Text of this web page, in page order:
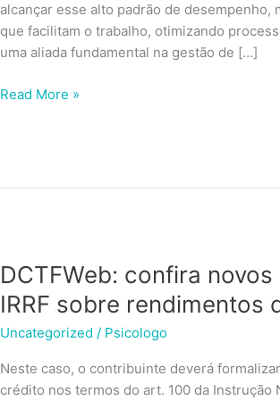
alcançar esse alto padrão de
que facilitam o trabalho, otimizando
uma aliada fundamental na gestão de […]
Equipamentos
Distribuição
Read More »
DCTFWeb: confira
IRRF sobre rendimentos
Uncategorized / Psicologo
Neste caso, o contribuinte deverá
crédito nos termos do art. 100 da Instrução